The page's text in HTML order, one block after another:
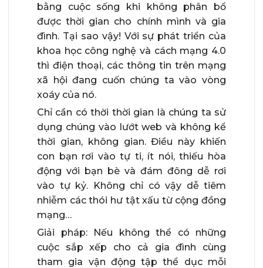
bằng cuộc sống khi không phân bổ
được thời gian cho chính mình và gia
đình. Tại sao vậy! Với sự phát triển của
khoa học công nghệ và cách mạng 4.0
thì điện thoại, các thông tin trên mạng
xã hội đang cuốn chúng ta vào vòng
xoáy của nó.
Chỉ cần có thời thời gian là chúng ta sử
dụng chúng vào lướt web và không kể
thời gian, không gian. Điều này khiến
con bạn rơi vào tự ti, ít nói, thiếu hòa
động với bạn bè và đám đông dễ rơi
vào tự kỷ. Không chỉ có vậy dễ tiêm
nhiễm các thói hư tật xấu từ cộng đồng
mạng…
Giải pháp: Nếu không thể có những
cuộc sắp xếp cho cả gia đình cùng
tham gia vận động tập thể dục mỗi